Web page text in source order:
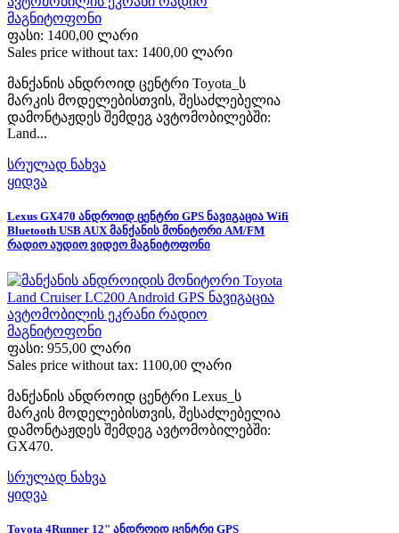
ფასი: 1400,00 ლარი
Sales price without tax: 1400,00 ლარი
მანქანის ანდროიდ ცენტრი Toyota_ს
მარკის მოდელებისთვის, შესაძლებელია
დამონტაჟდეს შემდეგ ავტომობილებში:
Land...
სრულად ნახვა
ყიდვა
Lexus GX470 ანდროიდ ცენტრი GPS ნავიგაცია Wifi
Bluetooth USB AUX მანქანის მონიტორი AM/FM
რადიო აუდიო ვიდეო მაგნიტოფონი
ფასი: 955,00 ლარი
Sales price without tax: 1100,00 ლარი
მანქანის ანდროიდ ცენტრი Lexus_ს
მარკის მოდელებისთვის, შესაძლებელია
დამონტაჟდეს შემდეგ ავტომობილებში:
GX470.
სრულად ნახვა
ყიდვა
Toyota 4Runner 12" ანდროიდ ცენტრი GPS